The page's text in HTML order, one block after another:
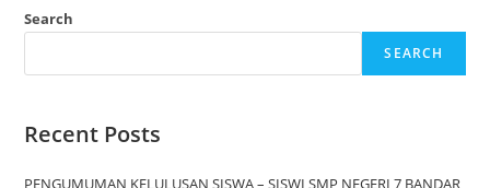
Search
SEARCH
Recent Posts
PENGUMUMAN KELULUSAN SISWA – SISWI SMP NEGERI 7 BANDAR